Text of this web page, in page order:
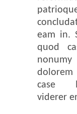
eam in.
quod
case
viderer